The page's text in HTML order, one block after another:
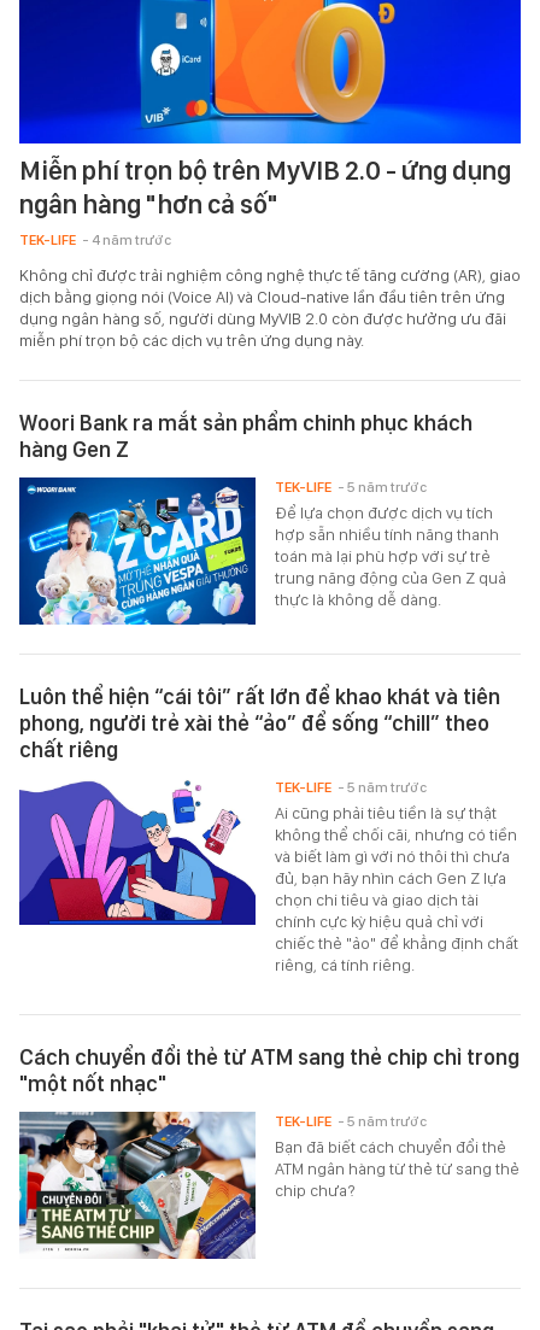
Miễn phí trọn bộ trên MyVIB 2.0 - ứng dụng
ngân hàng "hơn cả số"
TEK-LIFE - 4 năm trước
Không chỉ được trải nghiệm công nghệ thực tế tăng cường (AR), giao
dịch bằng giọng nói (Voice AI) và Cloud-native lần đầu tiên trên ứng
dụng ngân hàng số, người dùng MyVIB 2.0 còn được hưởng ưu đãi
miễn phí trọn bộ các dịch vụ trên ứng dụng này.
Woori Bank ra mắt sản phẩm chinh phục khách
hàng Gen Z
Để lựa chọn được dịch vụ tích
hợp sẵn nhiều tính năng thanh
toán mà lại phù hợp với sự trẻ
trung năng động của Gen Z quả
thực là không dễ dàng.
TEK-LIFE - 5 năm trước
Luôn thể hiện “cái tôi” rất lớn để khao khát và tiên
phong, người trẻ xài thẻ “ảo” để sống “chill” theo
chất riêng
Ai cũng phải tiêu tiền là sự thật
không thể chối cãi, nhưng có tiền
và biết làm gì với nó thôi thì chưa
đủ, bạn hãy nhìn cách Gen Z lựa
chọn chi tiêu và giao dịch tài
chính cực kỳ hiệu quả chỉ với
chiếc thẻ "ảo" để khẳng định chất
riêng, cá tính riêng.
TEK-LIFE - 5 năm trước
Cách chuyển đổi thẻ từ ATM sang thẻ chip chỉ trong
"một nốt nhạc"
Bạn đã biết cách chuyển đổi thẻ
ATM ngân hàng từ thẻ từ sang thẻ
chip chưa?
TEK-LIFE - 5 năm trước